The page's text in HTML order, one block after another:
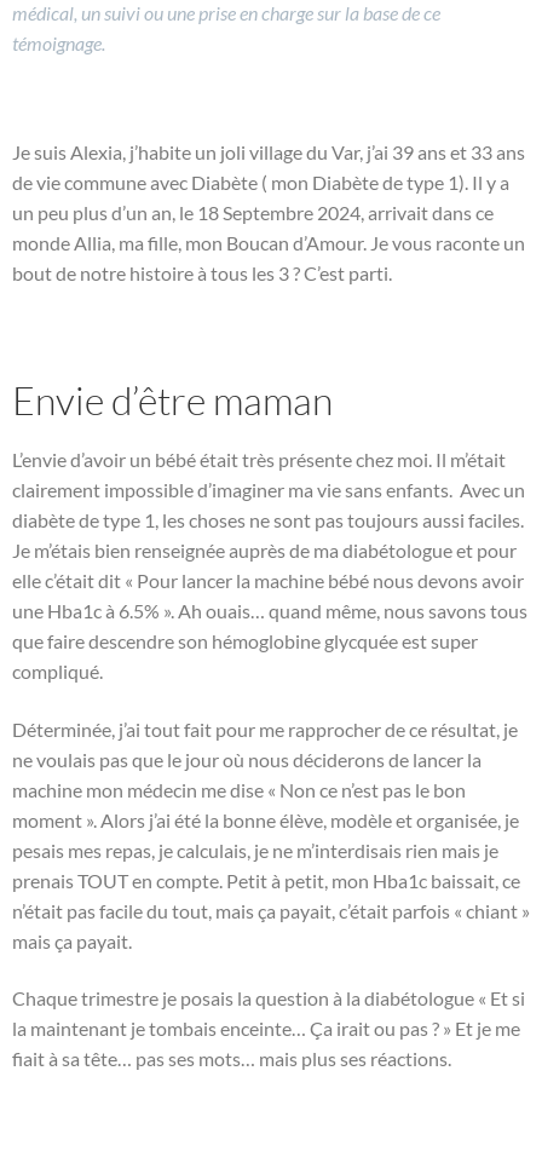
médical, un suivi ou une prise en charge sur la base de ce
témoignage.
Je suis Alexia, j’habite un joli village du Var, j’ai 39 ans et 33 ans
de vie commune avec Diabète ( mon Diabète de type 1). Il y a
un peu plus d’un an, le 18 Septembre 2024, arrivait dans ce
monde Allia, ma fille, mon Boucan d’Amour. Je vous raconte un
bout de notre histoire à tous les 3 ? C’est parti.
Envie d’être maman
L’envie d’avoir un bébé était très présente chez moi. Il m’était
clairement impossible d’imaginer ma vie sans enfants. Avec un
diabète de type 1, les choses ne sont pas toujours aussi faciles.
Je m’étais bien renseignée auprès de ma diabétologue et pour
elle c’était dit « Pour lancer la machine bébé nous devons avoir
une Hba1c à 6.5% ». Ah ouais… quand même, nous savons tous
que faire descendre son hémoglobine glycquée est super
compliqué.
Déterminée, j’ai tout fait pour me rapprocher de ce résultat, je
ne voulais pas que le jour où nous déciderons de lancer la
machine mon médecin me dise « Non ce n’est pas le bon
moment ». Alors j’ai été la bonne élève, modèle et organisée, je
pesais mes repas, je calculais, je ne m’interdisais rien mais je
prenais TOUT en compte. Petit à petit, mon Hba1c baissait, ce
n’était pas facile du tout, mais ça payait, c’était parfois « chiant »
mais ça payait.
Chaque trimestre je posais la question à la diabétologue « Et si
la maintenant je tombais enceinte… Ça irait ou pas ? » Et je me
fiait à sa tête… pas ses mots… mais plus ses réactions.